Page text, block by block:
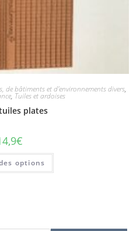
de bâtiments et d'environnements divers,
, Tuiles et ardoises
plates
€
options